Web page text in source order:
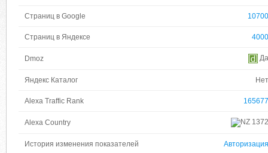
Страниц в Google 10700
Страниц в Яндексе 4000
Dmoz Да
Яндекс Каталог Нет
Alexa Traffic Rank 165677
Alexa Country 1372
История изменения показателей Авторизация